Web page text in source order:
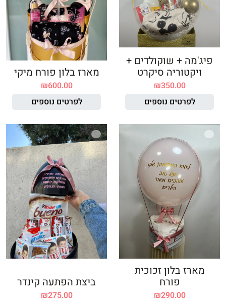
פיג'מה + שוקולדים +
ויקטוריה סיקרט
₪350.00
לפרטים נוספים
מארז בלון פורח מיקי
₪600.00
לפרטים נוספים
מארז בלון זכוכית
פורח
₪290.00
ביצת הפתעה קינדר
₪275.00